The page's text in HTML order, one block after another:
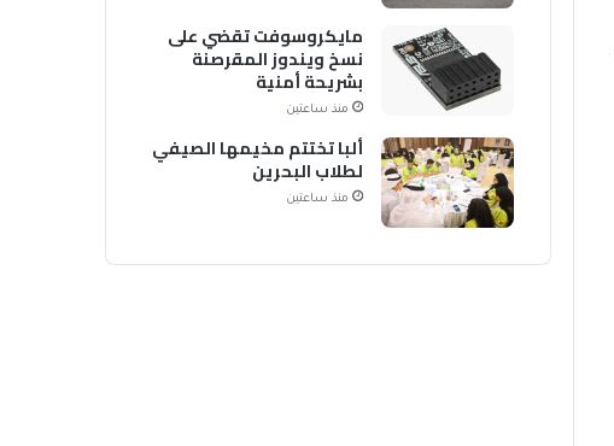
مايكروسوفت تقضي على
نسخ ويندوز المقرصنة
بشريحة أمنية
منذ ساعتين
ألبا تختتم مخيمها الصيفي
لطلاب البحرين
منذ ساعتين